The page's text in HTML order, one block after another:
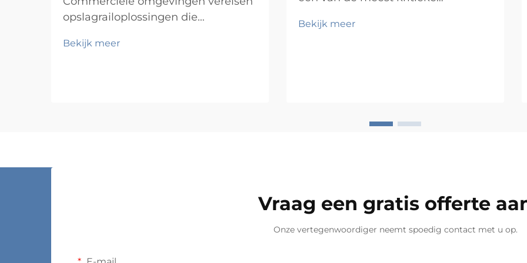
opslagrailoplossingen die
kosten-effectiviteit in evenwicht
Bekijk meer
bedrijf dat fysieke goederen
Bekijk meer
Vraag een gratis offerte
Onze vertegenwoordiger neemt spoedig contact met u op.